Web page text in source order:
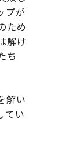
プが
ため
解け
ち
解い
てい